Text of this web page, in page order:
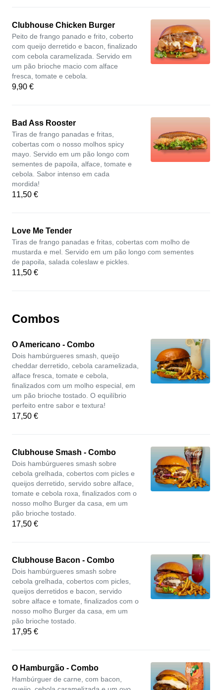
Clubhouse Chicken Burger
Peito de frango panado e frito, coberto
com queijo derretido e bacon, finalizado
com cebola caramelizada. Servido em
um pão brioche macio com alface
fresca, tomate e cebola.
9,90 €
Bad Ass Rooster
Tiras de frango panadas e fritas,
cobertas com o nosso molhos spicy
mayo. Servido em um pão longo com
sementes de papoila, alface, tomate e
cebola. Sabor intenso em cada
mordida!
11,50 €
Love Me Tender
Tiras de frango panadas e fritas, cobertas com molho de
mustarda e mel. Servido em um pão longo com sementes
de papoila, salada coleslaw e pickles.
11,50 €
Combos
O Americano - Combo
Dois hambúrgueres smash, queijo
cheddar derretido, cebola caramelizada,
alface fresca, tomate e cebola,
finalizados com um molho especial, em
um pão brioche tostado. O equilíbrio
perfeito entre sabor e textura!
17,50 €
Clubhouse Smash - Combo
Dois hambúrgueres smash sobre
cebola grelhada, cobertos com picles e
queijos derretido, servido sobre alface,
tomate e cebola roxa, finalizados com o
nosso molho Burger da casa, em um
pão brioche tostado.
17,50 €
Clubhouse Bacon - Combo
Dois hambúrgueres smash sobre
cebola grelhada, cobertos com picles,
queijos derretidos e bacon, servido
sobre alface e tomate, finalizados com o
nosso molho Burger da casa, em um
pão brioche tostado.
17,95 €
O Hamburgão - Combo
Hambúrguer de carne, com bacon,